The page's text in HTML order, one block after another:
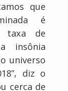
que
é
taxa de
insônia
universo
diz o
cerca de